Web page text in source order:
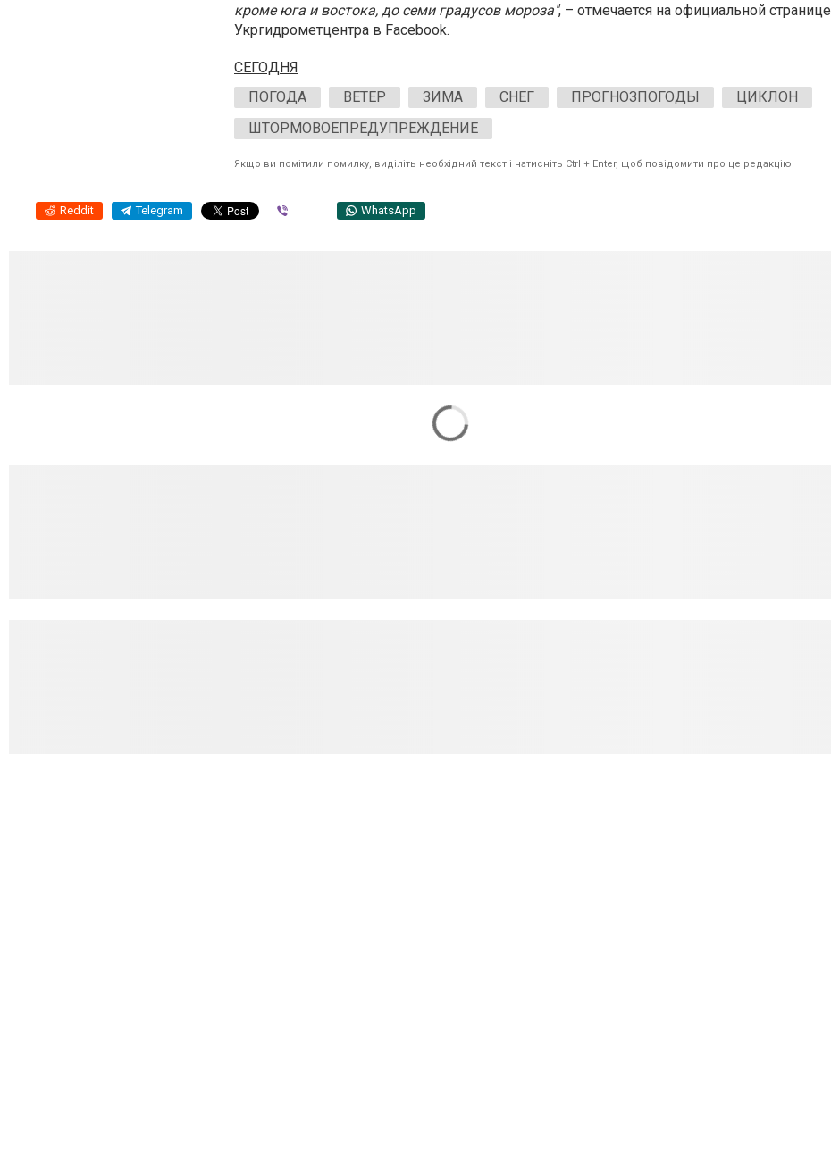
кроме юга и востока, до семи градусов мороза", – отмечается на официальной странице
Укргидрометцентра в Facebook.
СЕГОДНЯ
ПОГОДА
ВЕТЕР ЗИМА СНЕГ ПРОГНОЗПОГОДЫ
ЦИКЛОН
ШТОРМОВОЕПРЕДУПРЕЖДЕНИЕ
Якщо ви помітили помилку, виділіть необхідний текст і натисніть Ctrl + Enter, щоб повідомити про це редакцію
Reddit Telegram WhatsApp